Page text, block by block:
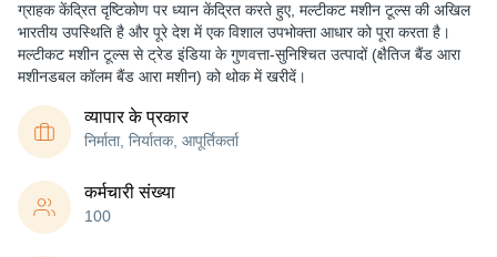
ग्राहक केंद्रित दृष्टिकोण पर ध्यान केंद्रित करते हुए, मल्टीकट मशीन टूल्स की अखिल
भारतीय उपस्थिति है और पूरे देश में एक विशाल उपभोक्ता आधार को पूरा करता है।
मल्टीकट मशीन टूल्स से ट्रेड इंडिया के गुणवत्ता-सुनिश्चित उत्पादों (क्षैतिज बैंड आरा
मशीनडबल कॉलम बैंड आरा मशीन) को थोक में खरीदें।
व्यापार के प्रकार
निर्माता, निर्यातक, आपूर्तिकर्ता
कर्मचारी संख्या
100